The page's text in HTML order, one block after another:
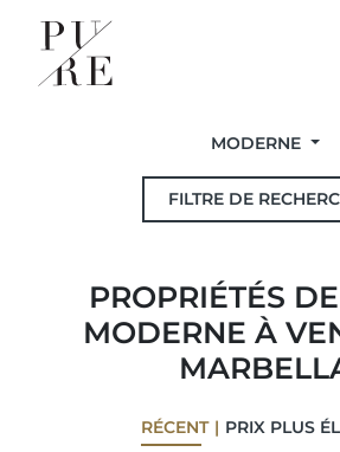
MODERNE
FILTRE DE
PROPRIÉTÉS
MODERNE À
RÉCENT
PRIX ​​PLUS